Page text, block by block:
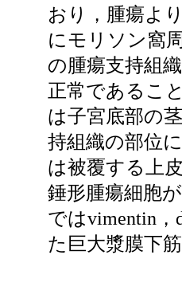
おり，腫瘍よ
にモリソン窩
の腫瘍支持組
正常であるこ
は子宮底部の
持組織の部位
は被覆する上
錘形腫瘍細胞
ではvimentin
た巨大漿膜下